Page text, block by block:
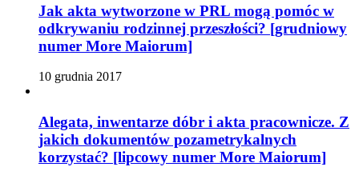
Jak akta wytworzone w PRL mogą pomóc w
odkrywaniu rodzinnej przeszłości? [grudniowy
numer More Maiorum]
10 grudnia 2017
Alegata, inwentarze dóbr i akta pracownicze. Z
jakich dokumentów pozametrykalnych
korzystać? [lipcowy numer More Maiorum]